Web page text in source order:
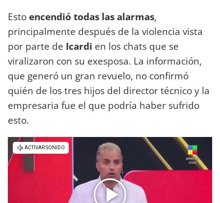
Esto encendió todas las alarmas,
principalmente después de la violencia vista
por parte de Icardi en los chats que se
viralizaron con su exesposa. La información,
que generó un gran revuelo, no confirmó
quién de los tres hijos del director técnico y la
empresaria fue el que podría haber sufrido
esto.